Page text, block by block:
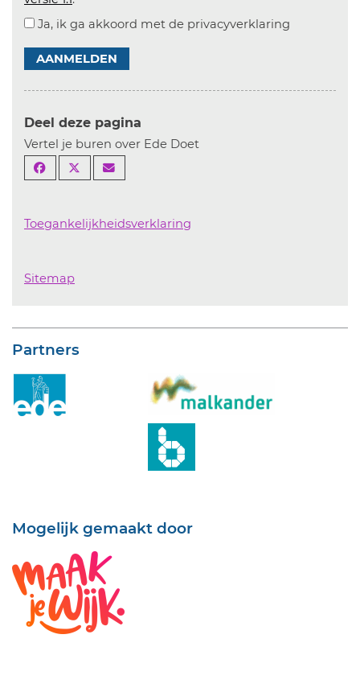
Ja, ik ga akkoord met de privacyverklaring
AANMELDEN
Deel deze pagina
Vertel je buren over Ede Doet
Toegankelijkheidsverklaring
Sitemap
Partners
Mogelijk gemaakt door